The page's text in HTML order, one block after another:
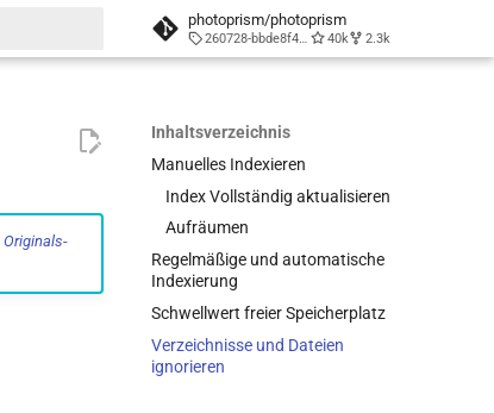
photoprism/photoprism
260728-bbde8f452 40k 2.3k
Inhaltsverzeichnis
Manuelles Indexieren
Index Vollständig aktualisieren
Aufräumen
Regelmäßige und automatische
Indexierung
Schwellwert freier Speicherplatz
Verzeichnisse und Dateien
ignorieren
Originals-